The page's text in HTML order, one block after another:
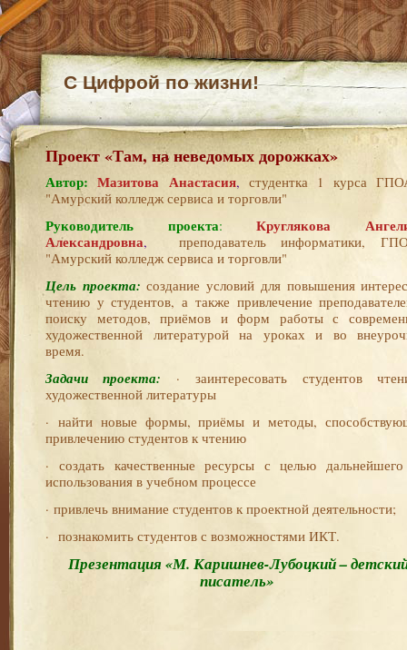
С Цифрой по жизни!
Проект «Там, на неведомых дорожках»
Автор: Мазитова Анастасия, студентка 1 курса
"Амурский колледж сервиса и торговли"
Руководитель проекта:
Круглякова
Александровна,
преподаватель информатики,
"Амурский колледж сервиса и торговли"
Цель проекта: создание условий для повышения
чтению у студентов, а также привлечение
поиску методов, приёмов и форм работы с
художественной литературой на уроках и во
время.
Задачи проекта:
·​ заинтересовать студентов
художественной литературы
·​ найти новые формы, приёмы и методы,
привлечению студентов к чтению
·​ создать качественные ресурсы с целью
использования в учебном процессе
·​ привлечь внимание студентов к проектной деятельности;
·​ познакомить студентов с возможностями ИКТ.
Презентация «М. Каришнев-Лубоцкий –
писатель»